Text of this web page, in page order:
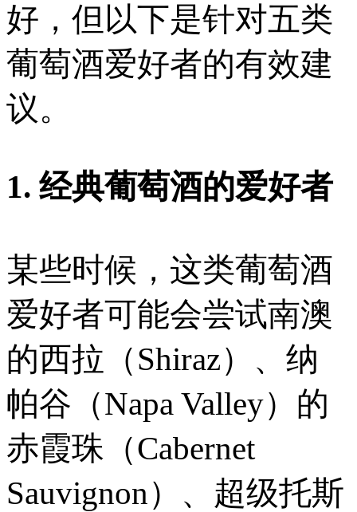
好，但以下是针对五类
葡萄酒爱好者的有效建
议。
1. 经典葡萄酒的爱好者
某些时候，这类葡萄酒
爱好者可能会尝试南澳
的西拉（Shiraz）、纳
帕谷（Napa Valley）的
赤霞珠（Cabernet
Sauvignon）、超级托斯